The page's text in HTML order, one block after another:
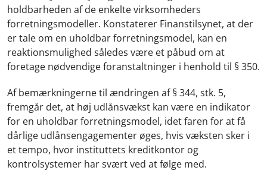
holdbarheden af de enkelte virksomheders
forretningsmodeller. Konstaterer Finanstilsynet, at der
er tale om en uholdbar forretningsmodel, kan en
reaktionsmulighed således være et påbud om at
foretage nødvendige foranstaltninger i henhold til § 350.
Af bemærkningerne til ændringen af § 344, stk. 5,
fremgår det, at høj udlånsvækst kan være en indikator
for en uholdbar forretningsmodel, idet faren for at få
dårlige udlånsengagementer øges, hvis væksten sker i
et tempo, hvor instituttets kreditkontor og
kontrolsystemer har svært ved at følge med.